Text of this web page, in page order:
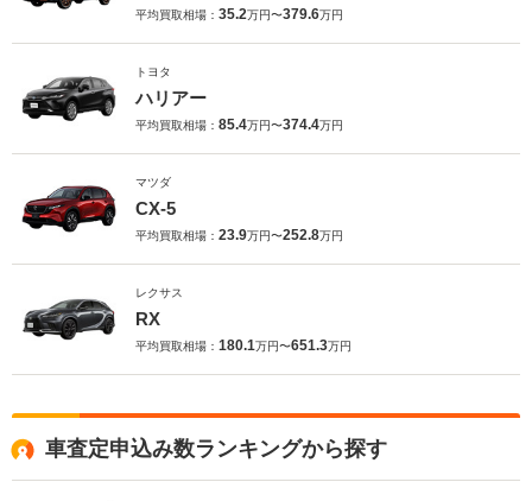
平均買取相場： 35.2万円〜379.6万円
トヨタ
ハリアー
平均買取相場： 85.4万円〜374.4万円
マツダ
CX-5
平均買取相場： 23.9万円〜252.8万円
レクサス
RX
平均買取相場： 180.1万円〜651.3万円
車査定申込み数ランキングから探す